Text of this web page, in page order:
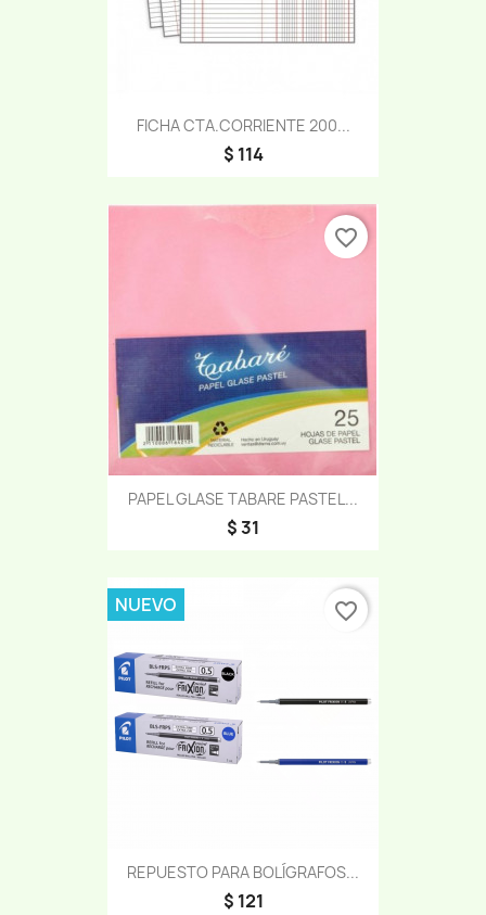
FICHA CTA.CORRIENTE 200...
$ 114
PAPEL GLASE TABARE PASTEL...
$ 31
favorite_border
REPUESTO PARA BOLÍGRAFOS...
$ 121
NUEVO favorite_border